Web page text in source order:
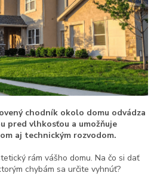
chodník okolo domu odvádza
pred vlhkosťou a umožňuje
aj technickým rozvodom.
rám vášho domu. Na čo si dať
chybám sa určite vyhnúť?